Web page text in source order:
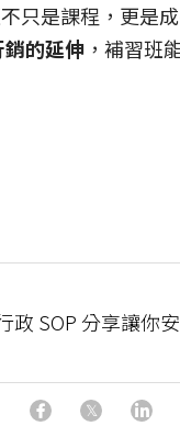
只是課程，更是
的延伸 ，補習班
政 SOP 分享讓你